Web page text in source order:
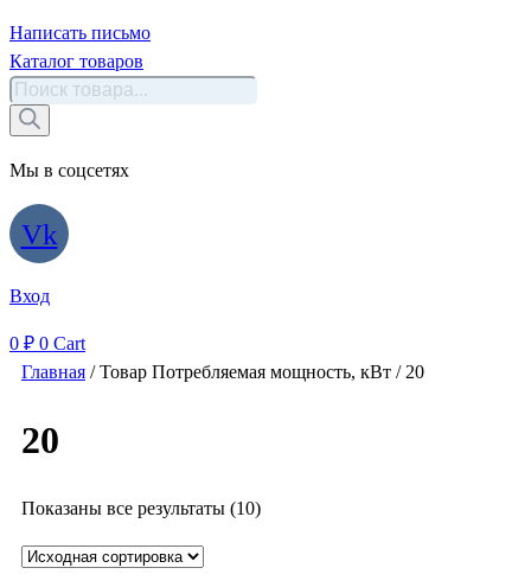
Написать письмо
Каталог товаров
Поиск
товаров
Мы в соцсетях
Vk
Вход
0 ₽ 0 Cart
Главная / Товар Потребляемая мощность, кВт / 20
20
Показаны все результаты (10)